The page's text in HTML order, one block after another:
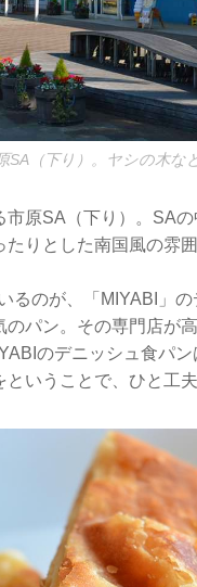
（下り）。ヤシの木な
原SA（下り）。SA
りとした南国風の雰
るのが、「MIYABI」
パン。その専門店が
のデニッシュ食パ
いうことで、ひと工夫